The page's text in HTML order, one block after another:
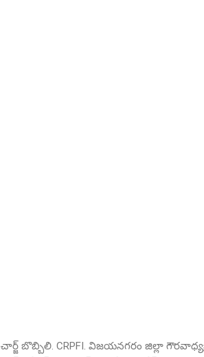
బొబ్బిలి. CRPFI. విజయనగరం జిల్లా